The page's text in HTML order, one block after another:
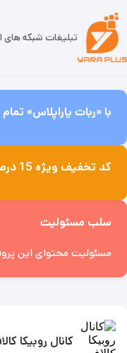
تبلیغات شبکه های
با «ربات یاراپلاس»
کد تخفیف ویژه 15 درصدی روی تمام خدمات یاراپلاس : off-ads
سلب مسئولیت
مسئولیت محتوای این
کانال روبیکا